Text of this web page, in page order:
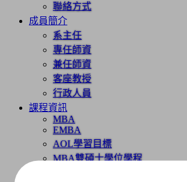
聯絡方式
成員簡介
系主任
專任師資
兼任師資
客座教授
行政人員
課程資訊
MBA
EMBA
AOL學習目標
MBA雙碩士學位學程